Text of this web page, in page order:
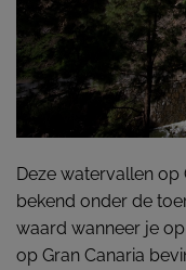
Deze watervallen op
bekend onder de
waard wanneer je
op Gran Canaria